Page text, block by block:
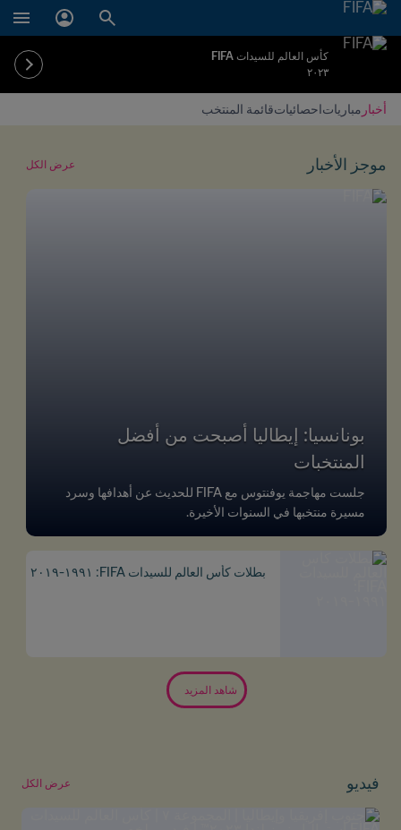
كأس العالم للسيدات FIFA
٢٠٢٣
أخبار مبارياتاحصائياتقائمة المنتخب
موجز الأخبار عرض الكل
بونانسيا: إيطاليا أصبحت من أفضل
المنتخبات
جلست مهاجمة يوفنتوس مع FIFA للحديث عن أهدافها وسرد
مسيرة منتخبها في السنوات الأخيرة.
بطلات كأس العالم للسيدات FIFA: ١٩٩١-٢٠١٩
شاهد المزيد
فيديو عرض الكل